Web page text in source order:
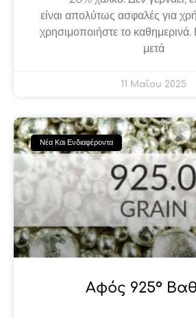
είναι απολύτως ασφαλές για
χρησιμοποιήστε το
μετά
11 Μαΐου 2025
Νέα Και Ενδιαφέροντα
Αφός 925°